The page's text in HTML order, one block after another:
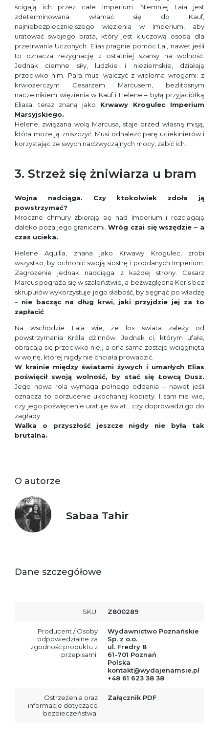
ścigają ich przez całe Imperium. Niemniej Laia jest
zdeterminowana włamać się do Kauf,
najniebezpieczniejszego więzienia w Imperium, aby
uratować swojego brata, który jest kluczową osobą dla
przetrwania Uczonych. Elias pragnie pomóc Lai, nawet jeśli
to oznacza rezygnację z ostatniej szansy na wolność.
Jednak ciemne siły, ludzkie i nieziemskie, działają
przeciwko nim. Para musi walczyć z wieloma wrogami: z
krwiożerczym Cesarzem Marcusem, bezlitosnym
naczelnikiem więzienia w Kauf i Helene – byłą przyjaciółką
Eliasa, teraz znaną jako Krwawy Krogulec Imperium
Marsyjskiego.
Helene, związana wolą Marcusa, staje przed własną misją,
która może ją zniszczyć. Musi odnaleźć parę uciekinierów i
korzystając ze swych nadzwyczajnych mocy, zabić ich.
3. Strzeż się żniwiarza u bram
Wojna nadciąga. Czy ktokolwiek zdoła ją
powstrzymać?
Mroczne chmury zbierają się nad Imperium i rozciągają
daleko poza jego granicami.Wróg czai się wszędzie – a
czas ucieka.
Helene Aquilla, znana jako Krwawy Krogulec, zrobi
wszystko, by ochronić swoją siostrę i poddanych Imperium.
Zagrożenie jednak nadciąga z każdej strony. Cesarz
Marcus pogrąża się w szaleństwie, a bezwzględna Keris bez
skrupułów wykorzystuje jego słabość, by sięgnąć po władzę
– nie bacząc na dług krwi, jaki przyjdzie jej za to
zapłacić
Na wschodzie Laia wie, że los świata zależy od
powstrzymania Króla dżinnów. Jednak ci, którym ufała,
obracają się przeciwko niej, a ona sama zostaje wciągnięta
w wojnę, której nigdy nie chciała prowadzić.
W krainie między światami żywych i umarłych Elias
poświęcił swoją wolność, by stać się Łowcą Dusz.
Jego nowa rola wymaga pełnego oddania – nawet jeśli
oznacza to porzucenie ukochanej kobiety. I sam nie wie,
czy jego poświęcenie uratuje świat… czy doprowadzi go do
zagłady.
Walka o przyszłość jeszcze nigdy nie była tak
brutalna.
O autorze
Sabaa Tahir
Dane szczegółowe
SKU: Z800289
Producent / Osoby
odpowiedzialne za
zgodność produktu z
przepisami:
Wydawnictwo Poznańskie
Sp. z o.o.
ul. Fredry 8
61-701 Poznań
Polska
kontakt@wydajenamsie.pl
+48 61 623 38 38
Ostrzeżenia oraz
informacje dotyczące
bezpieczeństwa:
Załącznik PDF